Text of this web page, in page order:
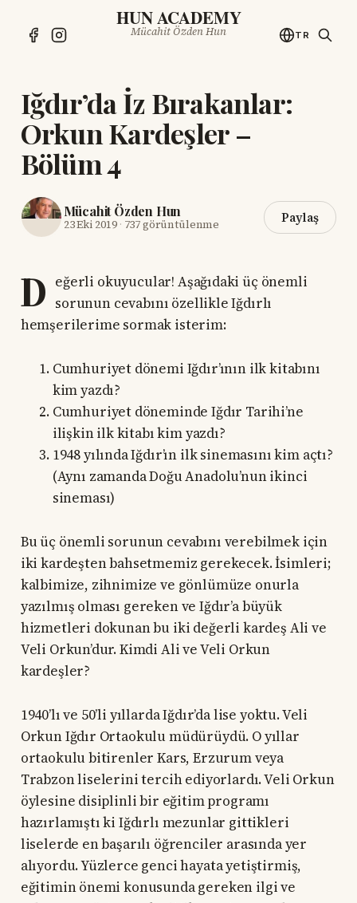
HUN ACADEMY
Mücahit Özden Hun TR
Iğdır’da İz Bırakanlar:
Orkun Kardeşler –
Bölüm 4
Mücahit Özden Hun
23 Eki 2019· 737 görüntülenme Paylaş
D eğerli okuyucular! Aşağıdaki üç önemli
sorunun cevabını özellikle Iğdırlı
hemşerilerime sormak isterim:
Cumhuriyet dönemi Iğdır’ının ilk kitabını
kim yazdı?
Cumhuriyet döneminde Iğdır Tarihi’ne
ilişkin ilk kitabı kim yazdı?
1948 yılında Iğdır’ın ilk sinemasını kim açtı?
(Aynı zamanda Doğu Anadolu’nun ikinci
sineması)
Bu üç önemli sorunun cevabını verebilmek için
iki kardeşten bahsetmemiz gerekecek. İsimleri;
kalbimize, zihnimize ve gönlümüze onurla
yazılmış olması gereken ve Iğdır’a büyük
hizmetleri dokunan bu iki değerli kardeş Ali ve
Veli Orkun’dur. Kimdi Ali ve Veli Orkun
kardeşler?
1940’lı ve 50’li yıllarda Iğdır’da lise yoktu. Veli
Orkun Iğdır Ortaokulu müdürüydü. O yıllar
ortaokulu bitirenler Kars, Erzurum veya
Trabzon liselerini tercih ediyorlardı. Veli Orkun
öylesine disiplinli bir eğitim programı
hazırlamıştı ki Iğdırlı mezunlar gittikleri
liselerde en başarılı öğrenciler arasında yer
alıyordu. Yüzlerce genci hayata yetiştirmiş,
eğitimin önemi konusunda gereken ilgi ve